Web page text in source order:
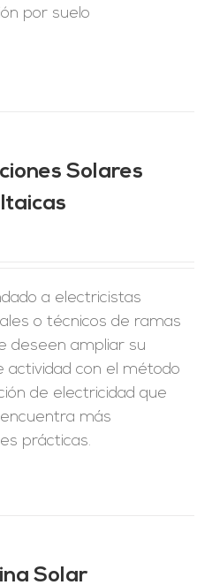
por suelo
Solares
a electricistas
o técnicos de ramas
deseen ampliar su
actividad con el método
de electricidad que
más
prácticas.
Solar